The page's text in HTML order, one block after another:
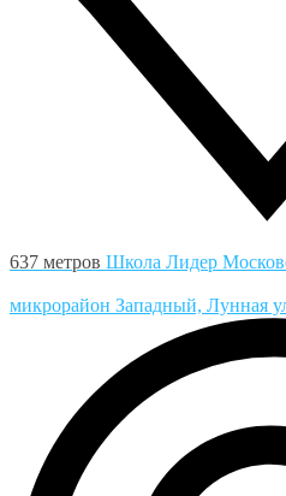
637 метров Школа Лидер
микрорайон Западный, Лунная